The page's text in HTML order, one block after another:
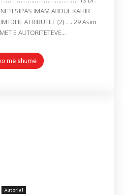
SIPAS IMAM ABDUL KAHIR
DHE ATRIBUTET (2) …. 29 Asim
E AUTORITETEVE...
më shumë
Autorial